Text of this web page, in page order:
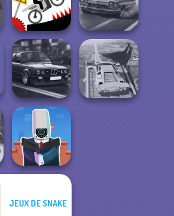
Vex X3M 3D Car Simulator
Highway Cars
Traffic Racer
Cameraman vs
JEUX DE SNAKE